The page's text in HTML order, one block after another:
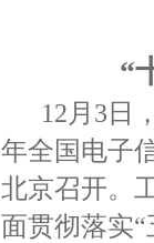
“
12月3日，
年全国电子
北京召开。
面贯彻落实